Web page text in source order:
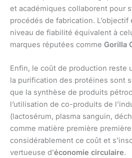
et académiques collaborent pour
procédés de fabrication. L’objectif
niveau de fiabilité équivalent à
marques réputées comme Gorilla
Enfin, le coût de production reste
la purification des protéines sont
que la synthèse de produits
l’utilisation de co-produits de
(lactosérum, plasma sanguin,
comme matière première
considérablement ce coût et
vertueuse d’économie circulaire.